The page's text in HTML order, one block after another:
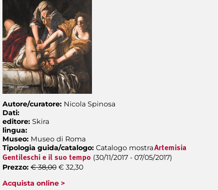
Autore/curatore: Nicola Spinosa
Dati:
editore: Skira
lingua:
Museo: Museo di Roma
Tipologia guida/catalogo: Catalogo mostraArtemisia
Gentileschi e il suo tempo (30/11/2017 - 07/05/2017)
Prezzo: € 38,00 € 32,30
Acquista online >